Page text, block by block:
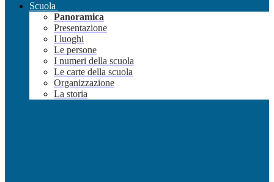
Scuola
Panoramica
Presentazione
I luoghi
Le persone
I numeri della scuola
Le carte della scuola
Organizzazione
La storia